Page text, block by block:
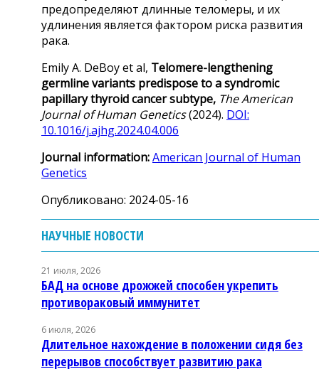
предопределяют длинные теломеры, и их
удлинения является фактором риска развития
рака.
Emily A. DeBoy et al, Telomere-lengthening
germline variants predispose to a syndromic
papillary thyroid cancer subtype, The American
Journal of Human Genetics(2024). DOI:
10.1016/j.ajhg.2024.04.006
Journal information:American Journal of Human
Genetics
Опубликовано: 2024-05-16
НАУЧНЫЕ НОВОСТИ
21 июля, 2026
БАД на основе дрожжей способен укрепить
противораковый иммунитет
6 июля, 2026
Длительное нахождение в положении сидя без
перерывов способствует развитию рака